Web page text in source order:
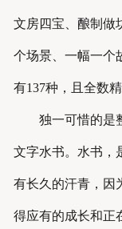
文房四宝、酿制做
个场景、一幅一个
有137种，且全数
独一可惜的是整
文字水书。水书，
有长久的汗青，因
得应有的成长和正